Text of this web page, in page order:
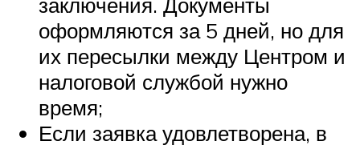
оформляются за 5 дней, но для
их пересылки между Центром и
налоговой службой нужно
время;
Если заявка удовлетворена, в